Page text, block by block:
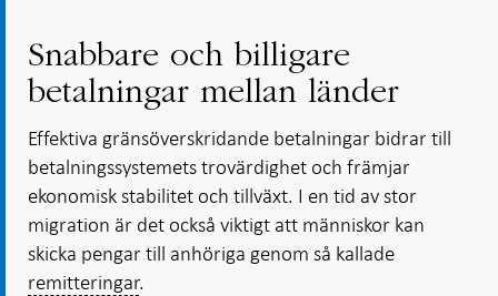
Snabbare och billigare
betalningar mellan länder
Effektiva gränsöverskridande betalningar bidrar till
betalningssystemets trovärdighet och främjar
ekonomisk stabilitet och tillväxt. I en tid av stor
migration är det också viktigt att människor kan
skicka pengar till anhöriga genom så kallade
remitteringar.